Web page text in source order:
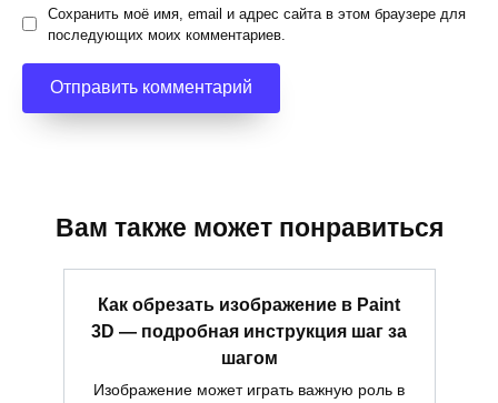
Сохранить моё имя, email и адрес сайта в этом браузере для
последующих моих комментариев.
Вам также может понравиться
Как обрезать изображение в Paint
3D — подробная инструкция шаг за
шагом
Изображение может играть важную роль в